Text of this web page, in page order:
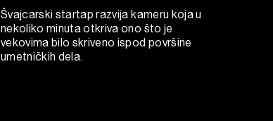
Švajcarski startap razvija kameru koja u
nekoliko minuta otkriva ono što je
vekovima bilo skriveno ispod površine
umetničkih dela.